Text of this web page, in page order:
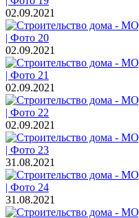
02.09.2021
02.09.2021
02.09.2021
02.09.2021
31.08.2021
31.08.2021